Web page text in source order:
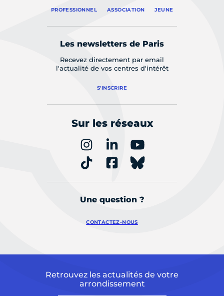
PROFESSIONNEL ASSOCIATION JEUNE
Les newsletters de Paris
Recevez directement par email
l'actualité de vos centres d'intérêt
S'INSCRIRE
Sur les réseaux
Une question ?
CONTACTEZ-NOUS
Retrouvez les actualités de votre
arrondissement